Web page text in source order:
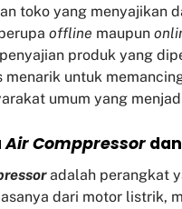
toko yang menyajikan
offline maupun
produk yang
menarik untuk
umum yang
Air Comppressor
adalah perangkat
dari motor listrik,